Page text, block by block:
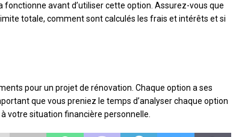
avant d’utiliser cette option. Assurez-vous que
totale, comment sont calculés les frais et intérêts et si
pour un projet de rénovation. Chaque option a ses
que vous preniez le temps d’analyser chaque option
votre situation financière personnelle.